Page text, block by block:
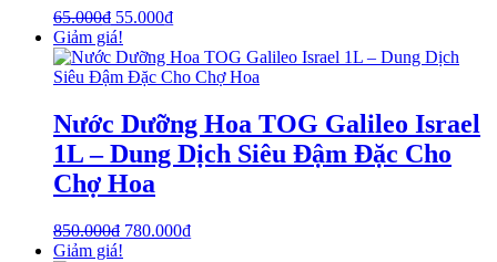
65.000₫ 55.000₫
Giảm giá!
Nước Dưỡng Hoa TOG Galileo Israel
1L – Dung Dịch Siêu Đậm Đặc Cho
Chợ Hoa
850.000₫ 780.000₫
Giảm giá!